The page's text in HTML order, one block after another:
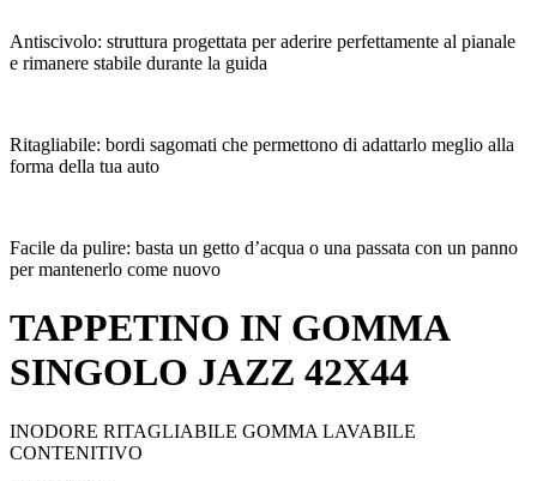
Antiscivolo: struttura progettata per aderire perfettamente al pianale
e rimanere stabile durante la guida
Ritagliabile: bordi sagomati che permettono di adattarlo meglio alla
forma della tua auto
Facile da pulire: basta un getto d’acqua o una passata con un panno
per mantenerlo come nuovo
TAPPETINO IN GOMMA
SINGOLO JAZZ 42X44
INODORE RITAGLIABILE GOMMA LAVABILE
CONTENITIVO